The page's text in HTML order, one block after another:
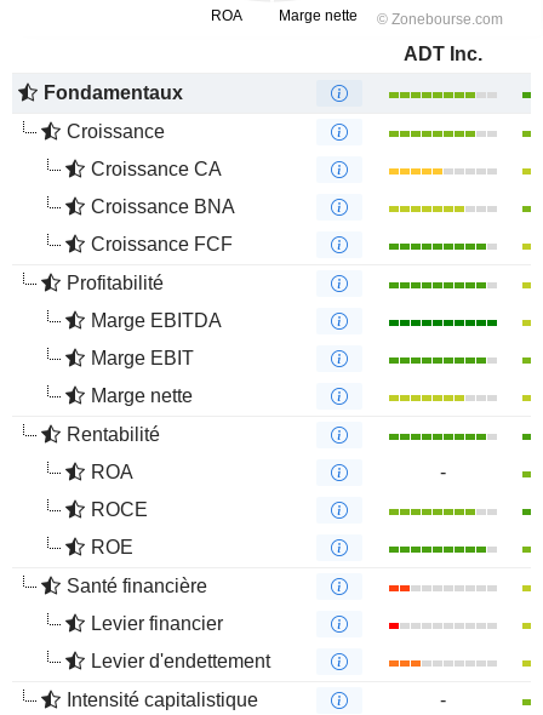
ADT Inc.
Fondamentaux
Croissance
Croissance CA
Croissance BNA
Croissance FCF
Profitabilité
Marge EBITDA
Marge EBIT
Marge nette
Rentabilité
ROA
-
ROCE
ROE
Santé financière
Levier financier
Levier d'endettement
Intensité capitalistique
-